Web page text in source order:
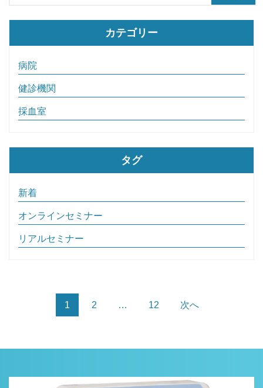
カテゴリー
病院
健診機関
採血室
タグ
新着
オンラインセミナー
リアルセミナー
1 2 … 12 次へ